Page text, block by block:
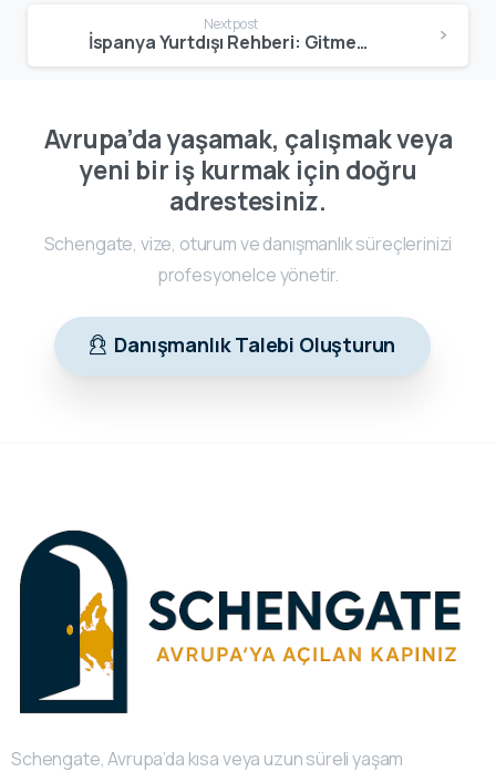
Next post
İspanya Yurtdışı Rehberi: Gitmek, Yaşamak, Çalışmak ve Yerleşmek
Avrupa’da yaşamak, çalışmak veya
yeni bir iş kurmak için doğru
adrestesiniz.
Schengate, vize, oturum ve danışmanlık süreçlerinizi
profesyonelce yönetir.
Danışmanlık Talebi Oluşturun
Schengate, Avrupa’da kısa veya uzun süreli yaşam